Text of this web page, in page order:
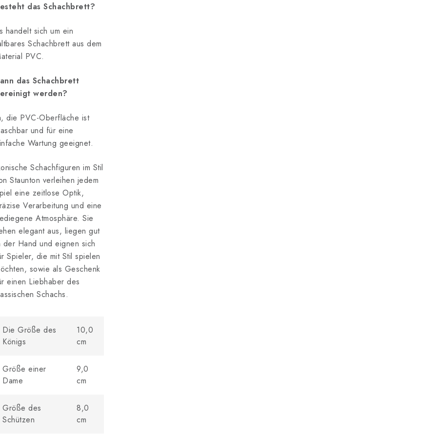
das Schachbrett?
handelt sich um ein
Schachbrett aus dem
PVC.
das Schachbrett
werden?
die PVC-Oberfläche ist
und für eine
Wartung geeignet.
Schachfiguren im Stil
Staunton verleihen jedem
eine zeitlose Optik,
Verarbeitung und eine
Atmosphäre. Sie
elegant aus, liegen gut
der Hand und eignen sich
Spieler, die mit Stil spielen
sowie als Geschenk
einen Liebhaber des
Schachs.
Die Größe des
Königs
10,0
cm
Größe einer
Dame
9,0
cm
Größe des
Schützen
8,0
cm